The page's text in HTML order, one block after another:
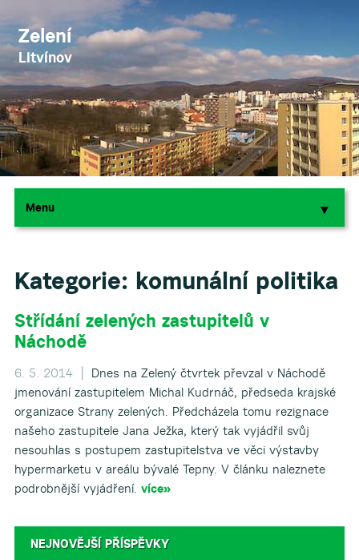
Zelení
Litvínov
Menu ▼
▼
Kategorie: komunální politika
Střídání zelených zastupitelů v
Náchodě
6. 5. 2014 |
Dnes na Zelený čtvrtek převzal v Náchodě
jmenování zastupitelem Michal Kudrnáč, předseda krajské
organizace Strany zelených. Předcházela tomu rezignace
našeho zastupitele Jana Ježka, který tak vyjádřil svůj
nesouhlas s postupem zastupitelstva ve věci výstavby
hypermarketu v areálu bývalé Tepny. V článku naleznete
podrobnější vyjádření. více»
NEJNOVĚJŠÍ PŘÍSPĚVKY